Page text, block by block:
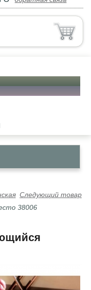
Следующий товар
38006